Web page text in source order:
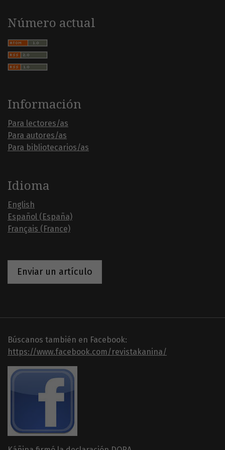
Número actual
Información
Para lectores/as
Para autores/as
Para bibliotecarios/as
Idioma
English
Español (España)
Français (France)
Enviar un artículo
Búscanos también en Facebook:
https://www.facebook.com/revistakanina/